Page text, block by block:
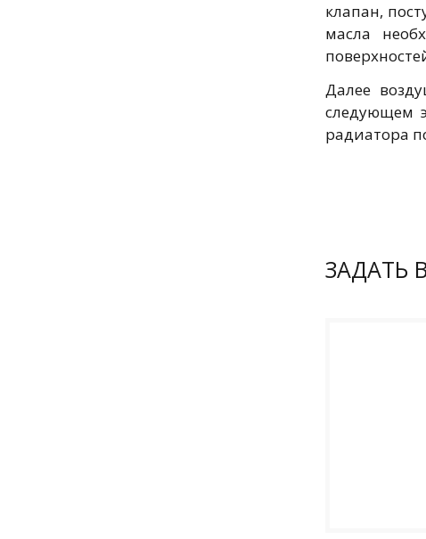
клапан,
масла
Далее
следующем
радиатора
ЗАДАТЬ